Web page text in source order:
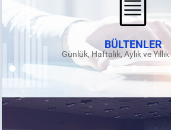
BÜLTENLER
Günlük, Haftalık, Aylık ve